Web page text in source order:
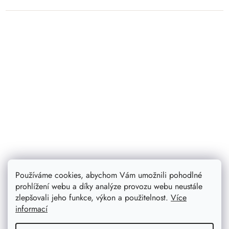
Používáme cookies, abychom Vám umožnili pohodlné
prohlížení webu a díky analýze provozu webu neustále
zlepšovali jeho funkce, výkon a použitelnost. Více
informací
Miska 20 cm + lžíce 21 cm sada
Průměrné
produktu